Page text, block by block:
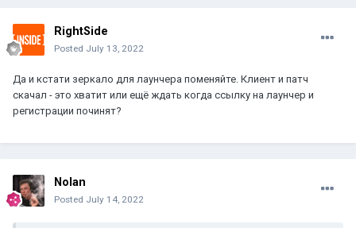
RightSide
Posted July 13, 2022
Да и кстати зеркало для лаунчера поменяйте. Клиент и патч
скачал - это хватит или ещё ждать когда ссылку на лаунчер и
регистрации починят?
Nolan
Posted July 14, 2022